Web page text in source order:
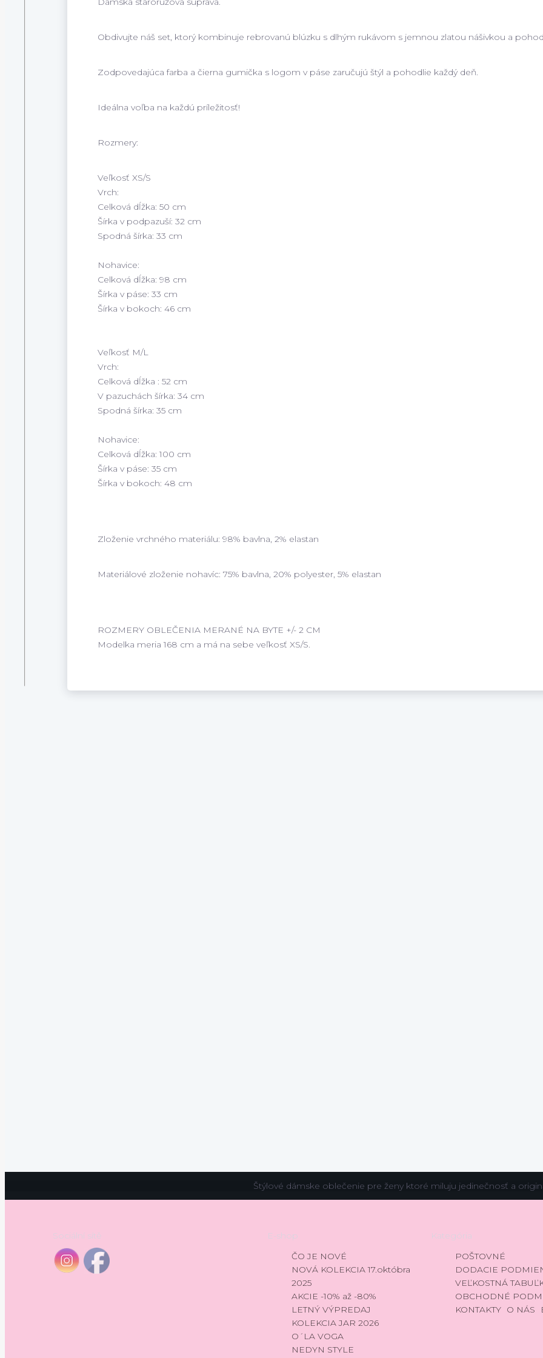
Obdivujte náš set, ktorý kombinuje rebrovanú blúzku s dlhým rukávom s jemnou zlatou nášivkou a
Zodpovedajúca farba a čierna gumička s logom v páse zaručujú štýl a pohodlie každý deň.
Ideálna voľba na každú príležitosť!
Rozmery:
Veľkosť XS/S
Vrch:
Celková dĺžka: 50 cm
Šírka v podpazuší: 32 cm
Spodná šírka: 33 cm
Nohavice:
Celková dĺžka: 98 cm
Šírka v páse: 33 cm
Šírka v bokoch: 46 cm
Veľkosť M/L
Vrch:
Celková dĺžka : 52 cm
V pazuchách šírka: 34 cm
Spodná šírka: 35 cm
Nohavice:
Celková dĺžka: 100 cm
Šírka v páse: 35 cm
Šírka v bokoch: 48 cm
Zloženie vrchného materiálu: 98% bavlna, 2% elastan
Materiálové zloženie nohavíc: 75% bavlna, 20% polyester, 5% elastan
ROZMERY OBLEČENIA MERANÉ NA BYTE +/- 2 CM
Modelka meria 168 cm a má na sebe veľkosť XS/S.
Štýlové dámske oblečenie pre ženy ktoré miluju jedinečnosť a
Sociální sítě
E-shop
ČO JE NOVÉ
NOVÁ KOLEKCIA 17.októbra
2025
AKCIE -10% až -80%
LETNÝ VÝPREDAJ
KOLEKCIA JAR 2026
O´LA VOGA
NEDYN STYLE
Kategória
POŠTOVNÉ
DODACIE
VEĽKOSTNÁ
OBCHODNÉ
KONTAKTY O NÁS